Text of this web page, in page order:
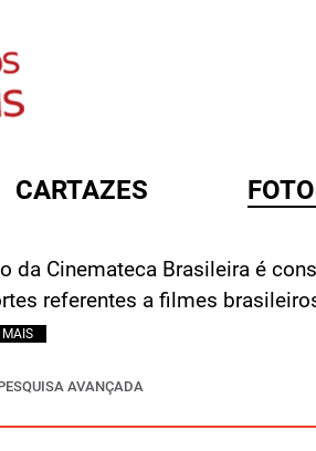
CARTAZES
da Cinemateca Brasileira é
referentes a filmes
AVANÇADA
DE BUSCA